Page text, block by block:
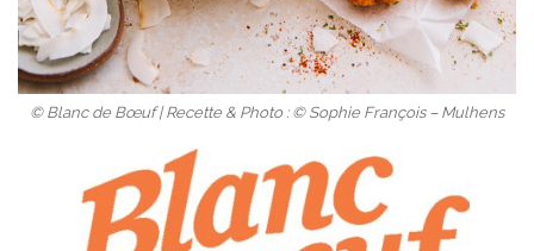
© Blanc de Bœuf | Recette & Photo : © Sophie François – Mulhens